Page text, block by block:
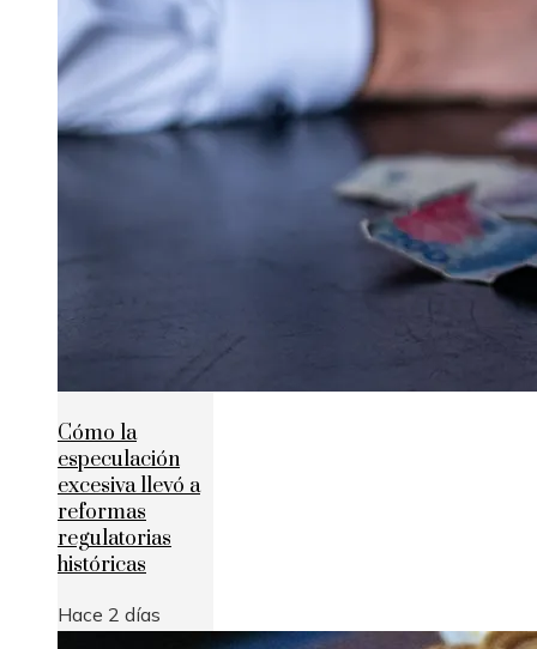
Cómo la
especulación
excesiva llevó a
reformas
regulatorias
históricas
Hace 2 días